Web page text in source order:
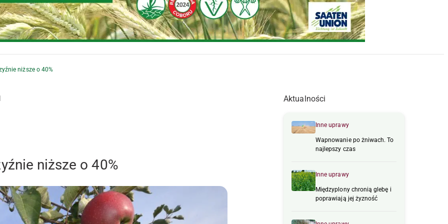
niższe o 40%
niższe o 40%
Aktualności
Inne uprawy
Wapnowanie po żniwach. To
najlepszy czas
Inne uprawy
Międzyplony chronią glebę i
poprawiają jej żyzność